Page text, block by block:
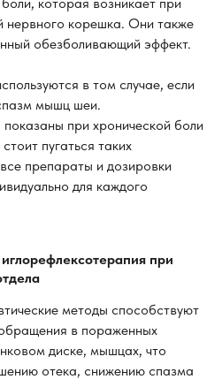
нервного корешка. Они также
обезболивающий эффект.
в том случае, если
мышц шеи.
при хронической боли
пугаться таких
препараты и дозировки
для каждого
при
методы способствуют
в пораженных
диске, мышцах, что
отека, снижению спазма